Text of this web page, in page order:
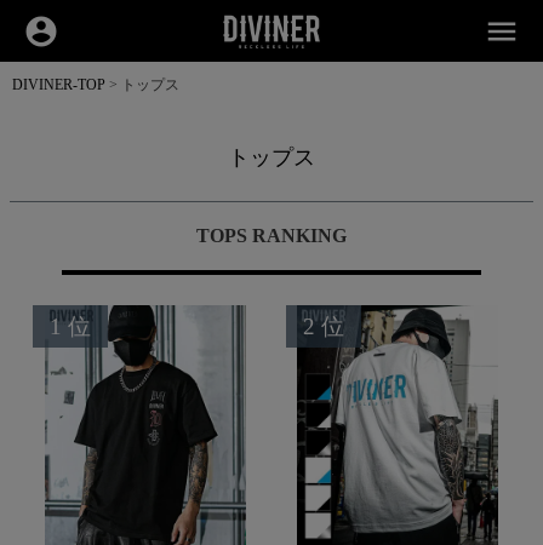
account_circle menu
DIVINER-TOP トップス
トップス
TOPS RANKING